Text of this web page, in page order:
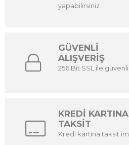
yapabilirsiniz
GÜVENLİ
ALIŞVERİŞ
256 Bit SSL ile güvenli
KREDİ KARTINA
TAKSİT
Kredi kartına taksit